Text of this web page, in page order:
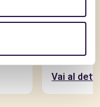
SYNERGIC
Vai al